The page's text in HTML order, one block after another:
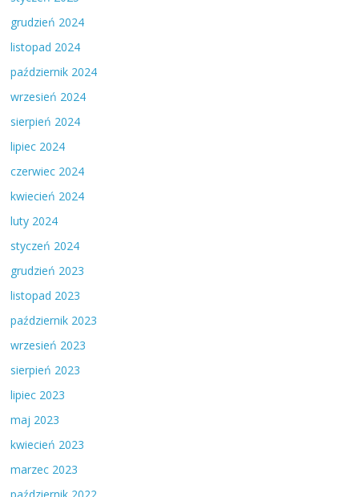
grudzień 2024
listopad 2024
październik 2024
wrzesień 2024
sierpień 2024
lipiec 2024
czerwiec 2024
kwiecień 2024
luty 2024
styczeń 2024
grudzień 2023
listopad 2023
październik 2023
wrzesień 2023
sierpień 2023
lipiec 2023
maj 2023
kwiecień 2023
marzec 2023